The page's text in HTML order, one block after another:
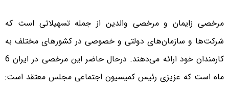
مرخصی زایمان و مرخصی والدین از جمله تسهیلاتی است که
شرکت‌ها و سازمان‌های دولتی و خصوصی در کشورهای مختلف به
کارمندان خود ارائه می‌دهند. درحال حاضر این مرخصی در ایران 6
ماه است که عزیزی رئیس کمیسیون اجتماعی مجلس معتقد است: